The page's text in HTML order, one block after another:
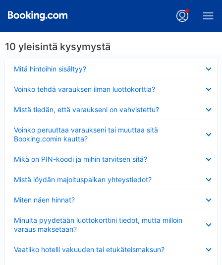
10 yleisintä kysymystä
Mitä hintoihin sisältyy?
Voinko tehdä varauksen ilman luottokorttia?
Mistä tiedän, että varaukseni on vahvistettu?
Voinko peruuttaa varaukseni tai muuttaa sitä
Booking.comin kautta?
Mikä on PIN-koodi ja mihin tarvitsen sitä?
Mistä löydän majoituspaikan yhteystiedot?
Miten näen hinnat?
Minulta pyydetään luottokorttini tiedot, mutta milloin
varaus maksetaan?
Vaatiiko hotelli vakuuden tai etukäteismaksun?